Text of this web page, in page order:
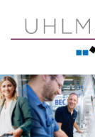
DE EN